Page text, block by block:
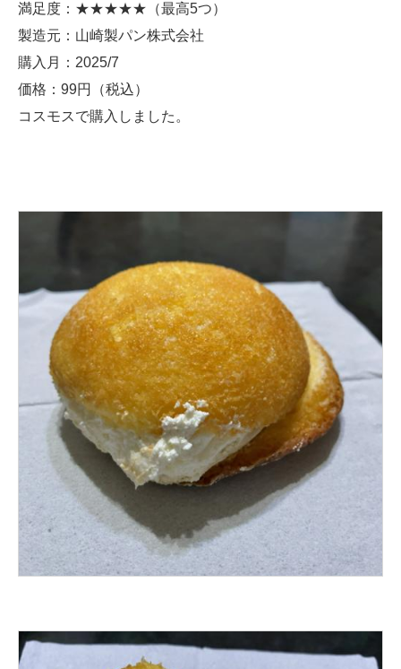
満足度：★★★★★（最高5つ）
製造元：山崎製パン株式会社
購入月：2025/7
価格：99円（税込）
コスモスで購入しました。